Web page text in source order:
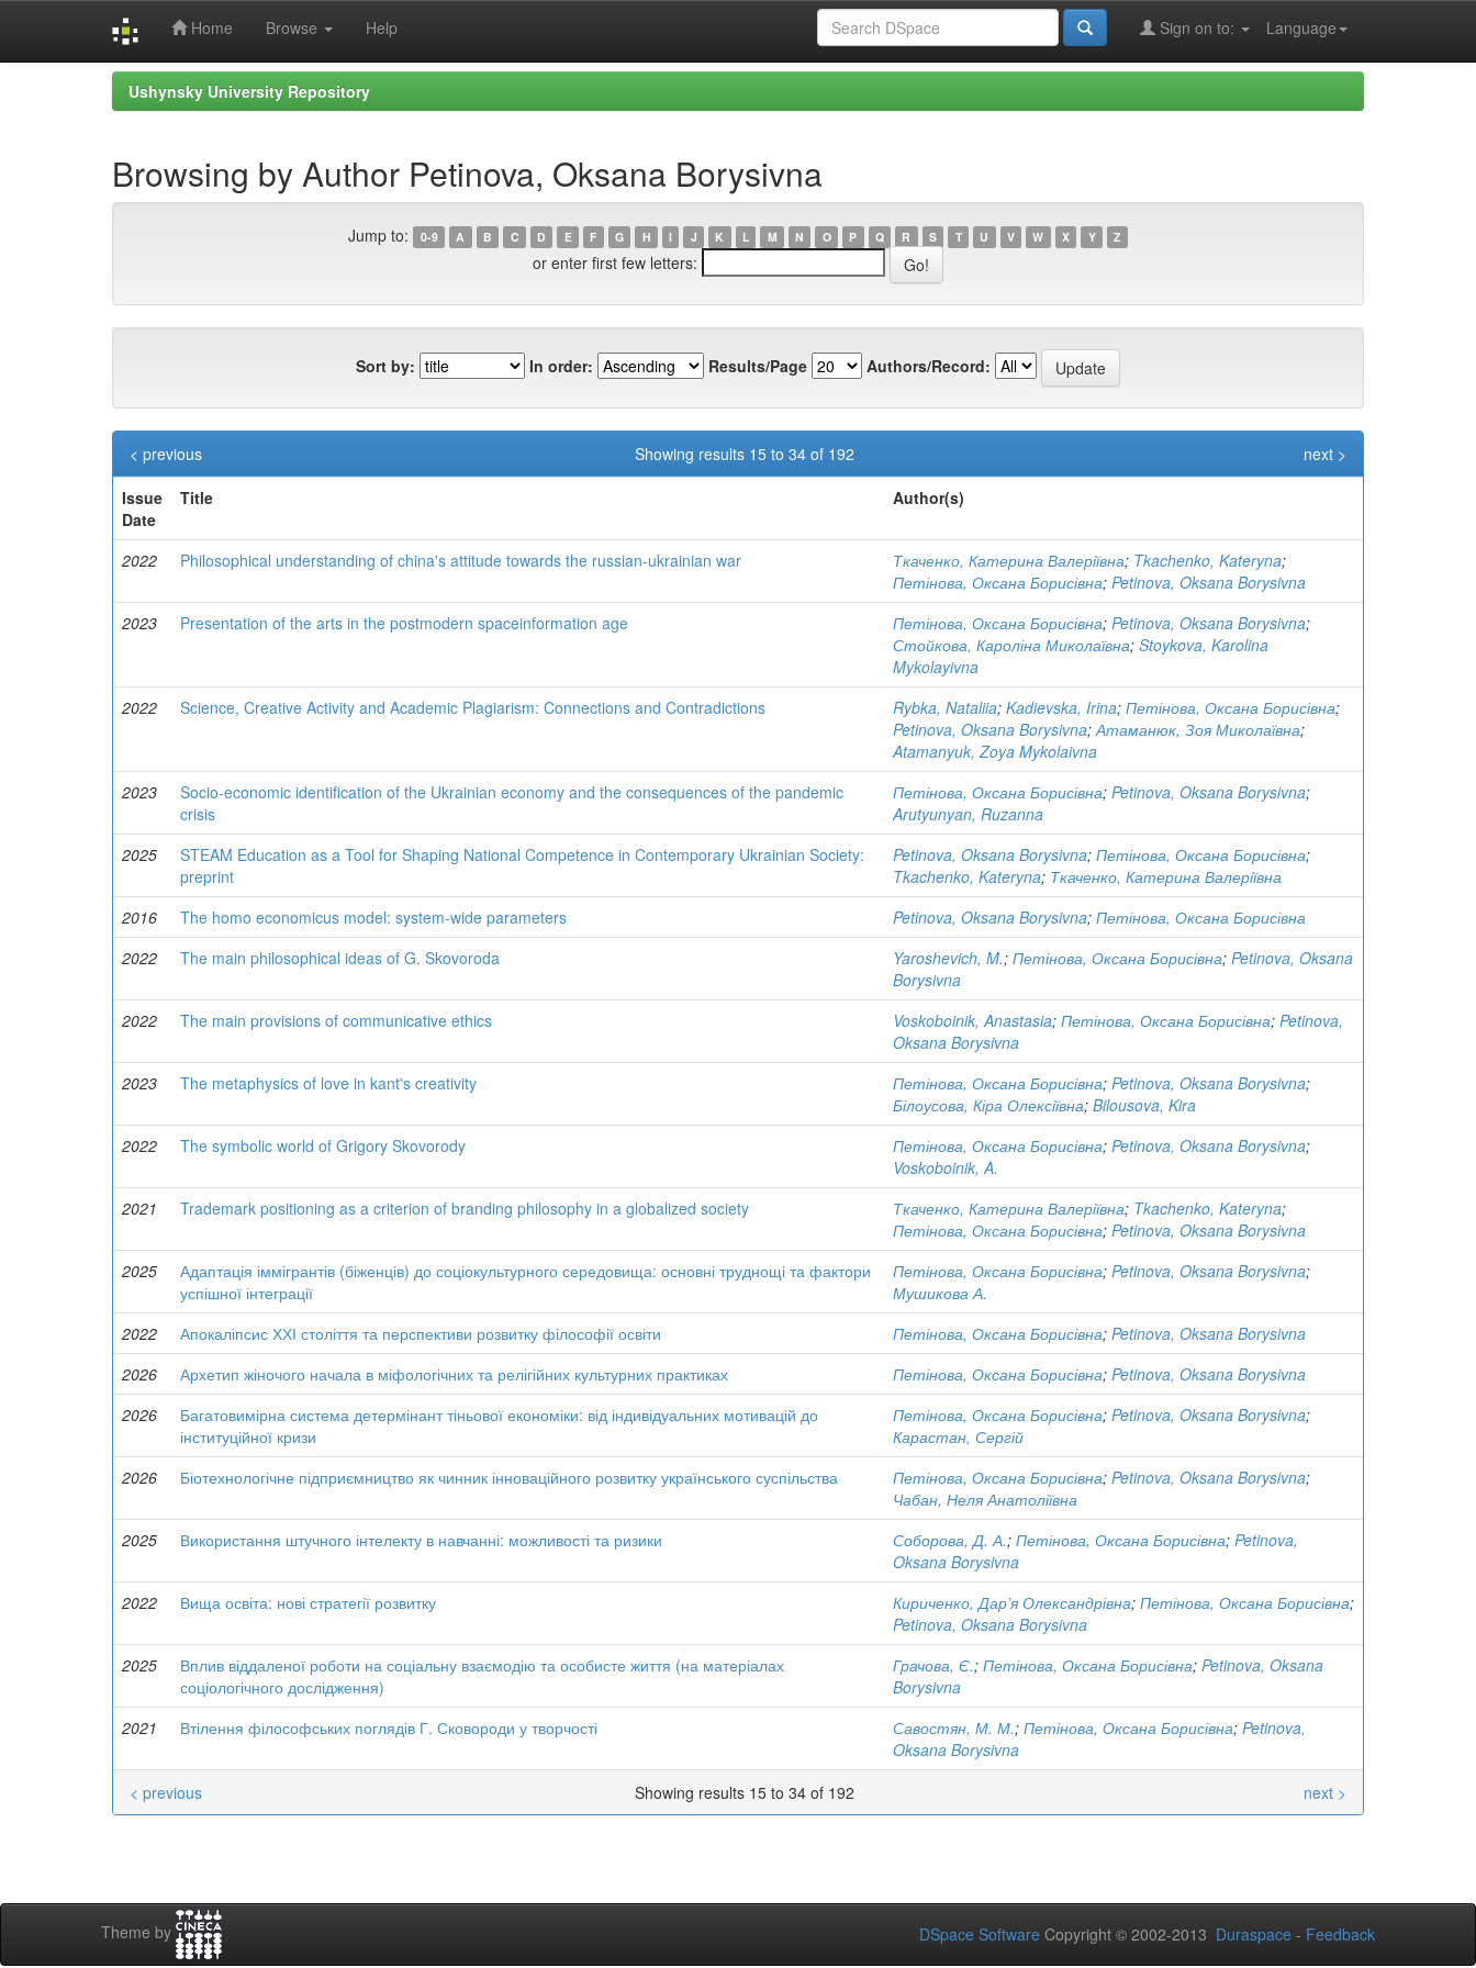
Home Browse Help Language
Sign on to:
Ushynsky University Repository
Browsing by Author Petinova, Oksana Borysivna
Jump to: 0-9 A B C D E F G H I J K L M N O P Q R S T U V W X Y Z
or enter first few letters:
Sort by: In order: Results/Page Authors/Record:
Showing results 15 to 34 of 192
< previous
next >
Issue
Date
Title Author(s)
2022 Philosophical understanding of china's attitude towards the russian-ukrainian war Ткаченко, Катерина Валеріївна; Tkachenko, Kateryna;
Петінова, Оксана Борисівна; Petinova, Oksana Borysivna
2023
Presentation of the arts in the postmodern spaceinformation age Петінова, Оксана Борисівна; Petinova, Oksana Borysivna;
Стойкова, Кароліна Миколаївна; Stoykova, Karolina
Mykolayivna
2022
Science, Creative Activity and Academic Plagiarism: Connections and Contradictions Rybka, Nataliia; Kadievska, Irina; Петінова, Оксана Борисівна;
Petinova, Oksana Borysivna;Атаманюк, Зоя Миколаївна;
Atamanyuk, Zoya Mykolaivna
2023
Socio-economic identification of the Ukrainian economy and the consequences of the pandemic
crisis
Петінова, Оксана Борисівна; Petinova, Oksana Borysivna;
Arutyunyan, Ruzanna
2025
STEAM Education as a Tool for Shaping National Competence in Contemporary Ukrainian Society:
preprint
Petinova, Oksana Borysivna; Петінова, Оксана Борисівна;
Tkachenko, Kateryna; Ткаченко, Катерина Валеріївна
2016
The homo economicus model: system-wide parameters Petinova, Oksana Borysivna; Петінова, Оксана Борисівна
2022
The main philosophical ideas of G. Skovoroda Yaroshevich, M.; Петінова, Оксана Борисівна; Petinova, Oksana
Borysivna
2022
The main provisions of communicative ethics Voskoboinik, Anastasia; Петінова, Оксана Борисівна; Petinova,
Oksana Borysivna
2023
The metaphysics of love in kant's creativity Петінова, Оксана Борисівна; Petinova, Oksana Borysivna;
Білоусова, Кіра Олексіївна; Bilousova, Kira
2022
The symbolic world of Grigory Skovorody Петінова, Оксана Борисівна; Petinova, Oksana Borysivna;
Voskoboinik, A.
2021
Trademark positioning as a criterion of branding philosophy in a globalized society Ткаченко, Катерина Валеріївна; Tkachenko, Kateryna;
Петінова, Оксана Борисівна; Petinova, Oksana Borysivna
2025
Адаптація іммігрантів (біженців) до соціокультурного середовища: основні труднощі та фактори
успішної інтеграції
Петінова, Оксана Борисівна; Petinova, Oksana Borysivna;
Мушикова А.
2022
Апокаліпсис ХХІ століття та перспективи розвитку філософії освіти Петінова, Оксана Борисівна; Petinova, Oksana Borysivna
2026
Архетип жіночого начала в міфологічних та релігійних культурних практиках Петінова, Оксана Борисівна; Petinova, Oksana Borysivna
2026
Багатовимірна система детермінант тіньової економіки: від індивідуальних мотивацій до
інституційної кризи
Петінова, Оксана Борисівна; Petinova, Oksana Borysivna;
Карастан, Сергій
2026
Біотехнологічне підприємництво як чинник інноваційного розвитку українського суспільства Петінова, Оксана Борисівна; Petinova, Oksana Borysivna;
Чабан, Неля Анатоліївна
2025
Використання штучного інтелекту в навчанні: можливості та ризики Соборова, Д. А.; Петінова, Оксана Борисівна; Petinova,
Oksana Borysivna
2022
Вища освіта: нові стратегії розвитку Кириченко, Дар’я Олександрівна; Петінова, Оксана Борисівна;
Petinova, Oksana Borysivna
2025
Вплив віддаленої роботи на соціальну взаємодію та особисте життя (на матеріалах
соціологічного дослідження)
Грачова, Є.; Петінова, Оксана Борисівна; Petinova, Oksana
Borysivna
2021
Втілення філософських поглядів Г. Сковороди у творчості Савостян, М. М.; Петінова, Оксана Борисівна; Petinova,
Oksana Borysivna
Showing results 15 to 34 of 192
< previous next >
Theme by DSpace Software Copyright © 2002-2013 Duraspace - Feedback